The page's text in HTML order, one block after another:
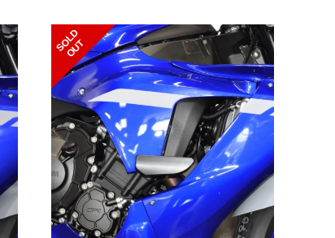
S
O
L
D
O
U
T